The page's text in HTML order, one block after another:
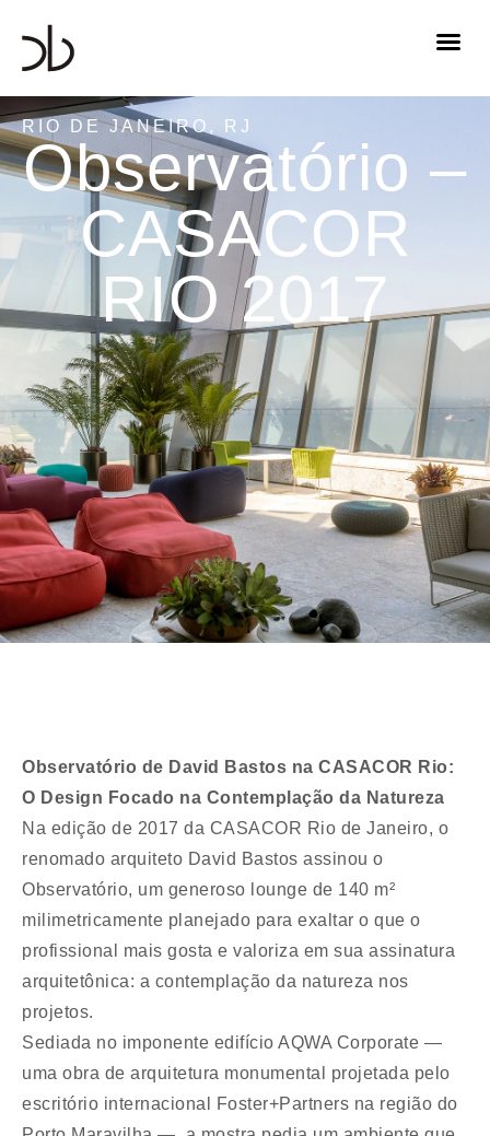
RIO DE JANEIRO, RJ
Observatório –
CASACOR
RIO 2017
Observatório de David Bastos na CASACOR Rio:
O Design Focado na Contemplação da Natureza
Na edição de 2017 da CASACOR Rio de Janeiro, o
renomado arquiteto David Bastos assinou o
Observatório, um generoso lounge de 140 m²
milimetricamente planejado para exaltar o que o
profissional mais gosta e valoriza em sua assinatura
arquitetônica: a contemplação da natureza nos
projetos.
Sediada no imponente edifício AQWA Corporate —
uma obra de arquitetura monumental projetada pelo
escritório internacional Foster+Partners na região do